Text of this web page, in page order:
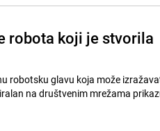
robota koji je stvorila
robotsku glavu koja može
na društvenim mrežama